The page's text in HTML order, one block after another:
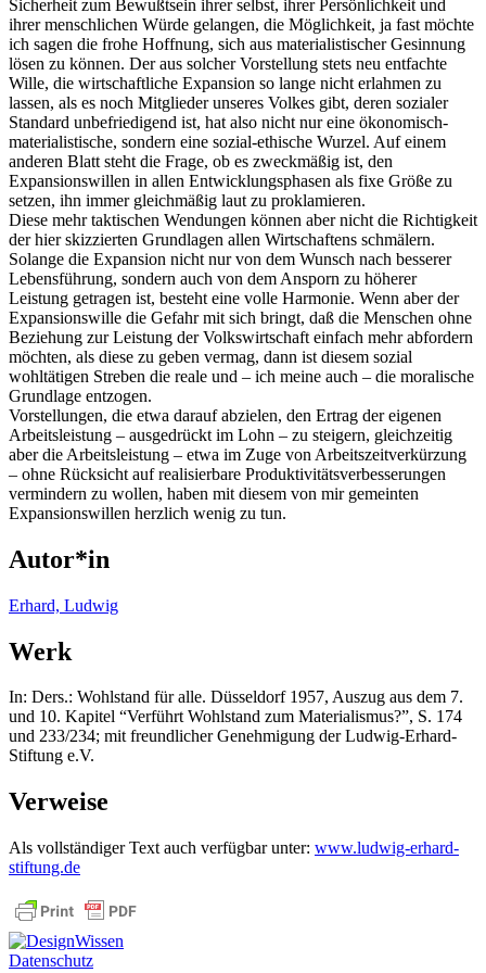
Sicherheit zum Bewußtsein ihrer selbst, ihrer Persönlichkeit und
ihrer menschlichen Würde gelangen, die Möglichkeit, ja fast möchte
ich sagen die frohe Hoffnung, sich aus materialistischer Gesinnung
lösen zu können. Der aus solcher Vorstellung stets neu entfachte
Wille, die wirtschaftliche Expansion so lange nicht erlahmen zu
lassen, als es noch Mitglieder unseres Volkes gibt, deren sozialer
Standard unbefriedigend ist, hat also nicht nur eine ökonomisch-
materialistische, sondern eine sozial-ethische Wurzel. Auf einem
anderen Blatt steht die Frage, ob es zweckmäßig ist, den
Expansionswillen in allen Entwicklungsphasen als fixe Größe zu
setzen, ihn immer gleichmäßig laut zu proklamieren.
Diese mehr taktischen Wendungen können aber nicht die Richtigkeit
der hier skizzierten Grundlagen allen Wirtschaftens schmälern.
Solange die Expansion nicht nur von dem Wunsch nach besserer
Lebensführung, sondern auch von dem Ansporn zu höherer
Leistung getragen ist, besteht eine volle Harmonie. Wenn aber der
Expansionswille die Gefahr mit sich bringt, daß die Menschen ohne
Beziehung zur Leistung der Volkswirtschaft einfach mehr abfordern
möchten, als diese zu geben vermag, dann ist diesem sozial
wohltätigen Streben die reale und – ich meine auch – die moralische
Grundlage entzogen.
Vorstellungen, die etwa darauf abzielen, den Ertrag der eigenen
Arbeitsleistung – ausgedrückt im Lohn – zu steigern, gleichzeitig
aber die Arbeitsleistung – etwa im Zuge von Arbeitszeitverkürzung
– ohne Rücksicht auf realisierbare Produktivitätsverbesserungen
vermindern zu wollen, haben mit diesem von mir gemeinten
Expansionswillen herzlich wenig zu tun.
Autor*in
Erhard, Ludwig
Werk
In: Ders.: Wohlstand für alle. Düsseldorf 1957, Auszug aus dem 7.
und 10. Kapitel “Verführt Wohlstand zum Materialismus?”, S. 174
und 233/234; mit freundlicher Genehmigung der Ludwig-Erhard-
Stiftung e.V.
Verweise
Als vollständiger Text auch verfügbar unter: www.ludwig-erhard-
stiftung.de
Datenschutz